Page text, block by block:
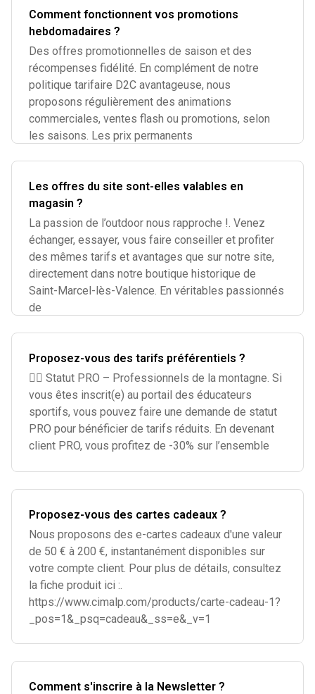
Comment fonctionnent vos promotions
hebdomadaires ?
Des offres promotionnelles de saison et des
récompenses fidélité. En complément de notre
politique tarifaire D2C avantageuse, nous
proposons régulièrement des animations
commerciales, ventes flash ou promotions, selon
les saisons. Les prix permanents
Les offres du site sont-elles valables en
magasin ?
La passion de l’outdoor nous rapproche !. Venez
échanger, essayer, vous faire conseiller et profiter
des mêmes tarifs et avantages que sur notre site,
directement dans notre boutique historique de
Saint-Marcel-lès-Valence. En véritables passionnés
de
Proposez-vous des tarifs préférentiels ?
🧗‍♂️ Statut PRO – Professionnels de la montagne. Si
vous êtes inscrit(e) au portail des éducateurs
sportifs, vous pouvez faire une demande de statut
PRO pour bénéficier de tarifs réduits. En devenant
client PRO, vous profitez de -30% sur l’ensemble
Proposez-vous des cartes cadeaux ?
Nous proposons des e-cartes cadeaux d'une valeur
de 50 € à 200 €, instantanément disponibles sur
votre compte client. Pour plus de détails, consultez
la fiche produit ici :.
https://www.cimalp.com/products/carte-cadeau-1?
_pos=1&_psq=cadeau&_ss=e&_v=1
Comment s'inscrire à la Newsletter ?